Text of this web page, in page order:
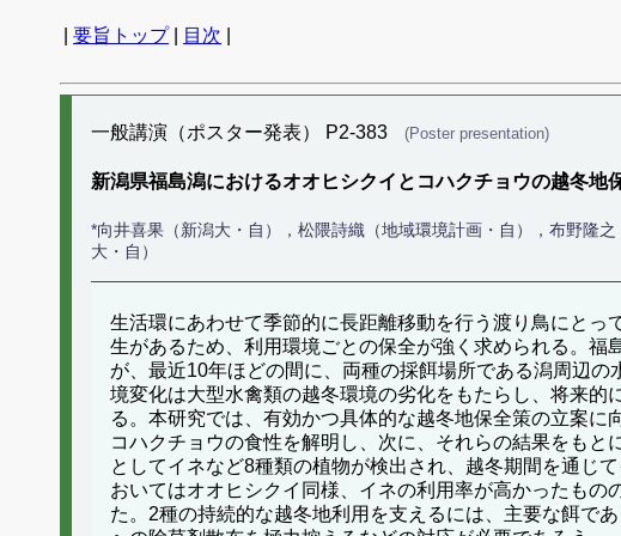
要旨トップ| 目次
一般講演（ポスター発表） P2-383 (Poster presentation)
新潟県福島潟におけるオオヒシクイとコハクチョウの越冬地
*向井喜果（新潟大・自），松隈詩織（地域環境計画・自），布野隆
大・自）
生活環にあわせて季節的に長距離移動を行う渡り鳥にと
生があるため、利用環境ごとの保全が強く求められる。
が、最近10年ほどの間に、両種の採餌場所である潟周辺
境変化は大型水禽類の越冬環境の劣化をもたらし、将来
る。本研究では、有効かつ具体的な越冬地保全策の立案
コハクチョウの食性を解明し、次に、それらの結果をも
としてイネなど8種類の植物が検出され、越冬期間を通じ
おいてはオオヒシクイ同様、イネの利用率が高かったも
た。2種の持続的な越冬地利用を支えるには、主要な餌で